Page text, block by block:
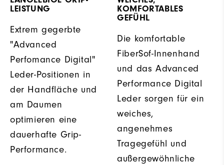
LEISTUNG
Extrem gegerbte
"Advanced
Perfomance Digital"
Leder-Positionen in
der Handfläche und
am Daumen
optimieren eine
dauerhafte Grip-
Performance.
KOMFORTABLES
GEFÜHL
Die komfortable
FiberSof-Innenhand
und das Advanced
Performance Digital
Leder sorgen für ein
weiches,
angenehmes
Tragegefühl und
außergewöhnliche